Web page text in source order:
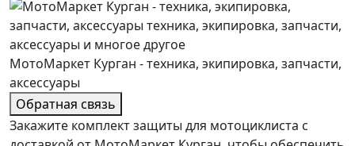
МотоМаркет Курган - техника, экипировка, запчасти,
аксессуары
Обратная связь
Закажите комплект защиты для мотоциклиста с